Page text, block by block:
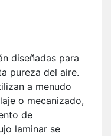
diseñadas para
pureza del aire.
a menudo
o mecanizado,
de
laminar se